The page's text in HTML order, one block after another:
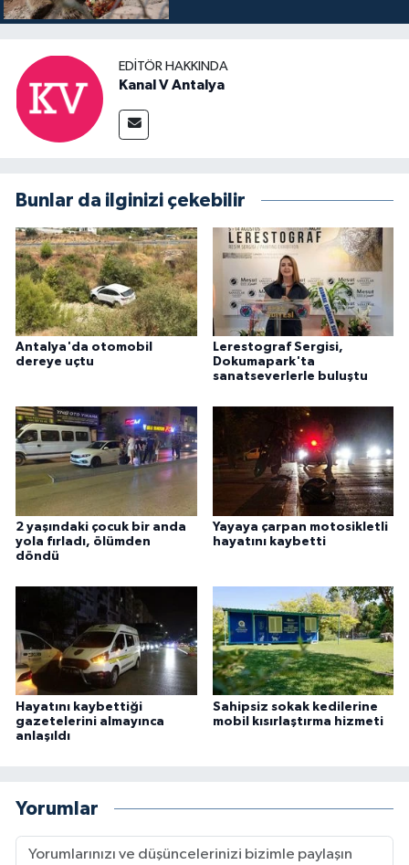
EDITÖR HAKKINDA
Kanal V Antalya
Bunlar da ilginizi çekebilir
Antalya'da otomobil
dereye uçtu
Lerestograf Sergisi,
Dokumapark'ta
sanatseverlerle buluştu
2 yaşındaki çocuk bir anda
yola fırladı, ölümden
döndü
Yayaya çarpan motosikletli
hayatını kaybetti
Hayatını kaybettiği
gazetelerini almayınca
anlaşıldı
Sahipsiz sokak kedilerine
mobil kısırlaştırma hizmeti
Yorumlar